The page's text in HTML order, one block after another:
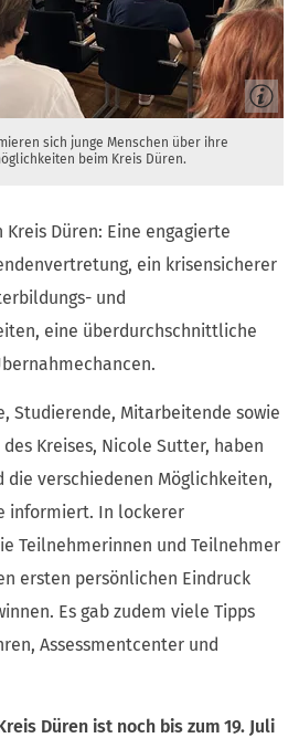
sich junge Menschen über ihre
beim Kreis Düren.
Düren: Eine engagierte
ein krisensicherer
und
eine überdurchschnittliche
Studierende, Mitarbeitende sowie
Kreises, Nicole Sutter, haben
die verschiedenen Möglichkeiten,
informiert. In lockerer
Teilnehmerinnen und Teilnehmer
ersten persönlichen Eindruck
Es gab zudem viele Tipps
Assessmentcenter und
Düren ist noch bis zum 19. Juli